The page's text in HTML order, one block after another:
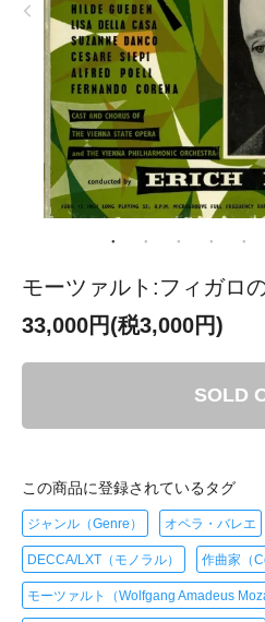
モーツァルト:フィガロ
33,000円(税3,000円)
SOLD
この商品に登録されているタグ
ジャンル（Genre） オペラ・バレエ
DECCA/LXT（モノラル） 作曲家（
モーツァルト（Wolfgang Amadeus